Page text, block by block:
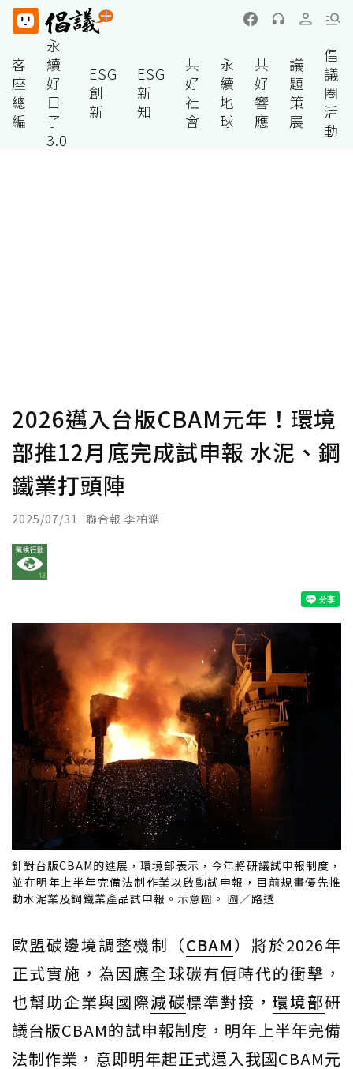
客
座
總
編
永
續
好
日
子
3.0
ESG
創
新
ESG
新
知
共
好
社
會
永
續
地
球
共
好
響
應
議
題
策
展
倡
議
圈
活
動
2026邁入台版CBAM元年！環境
部推12月底完成試申報 水泥、鋼
鐵業打頭陣
2025/07/31 聯合報 李柏澔
針對台版CBAM的進展，環境部表示，今年將研議試申報制度，
並在明年上半年完備法制作業以啟動試申報，目前規畫優先推
動水泥業及鋼鐵業產品試申報。示意圖。 圖／路透
歐盟碳邊境調整機制（CBAM）將於2026年
正式實施，為因應全球碳有價時代的衝擊，
也幫助企業與國際減碳標準對接， 環境部研
議台版CBAM的試申報制度，明年上半年完備
法制作業，意即明年起正式邁入我國CBAM元